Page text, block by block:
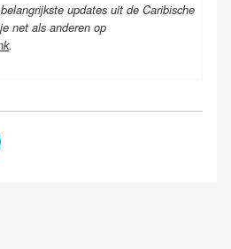
updates uit de Caribische
net als anderen op
.